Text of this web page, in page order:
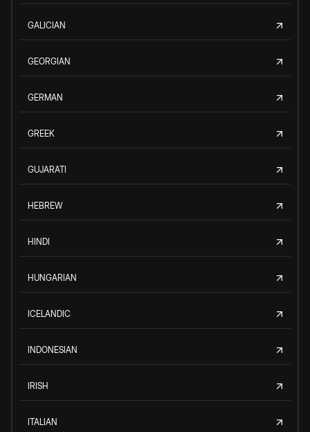
GALICIAN
GEORGIAN
GERMAN
GREEK
GUJARATI
HEBREW
HINDI
HUNGARIAN
ICELANDIC
INDONESIAN
IRISH
ITALIAN